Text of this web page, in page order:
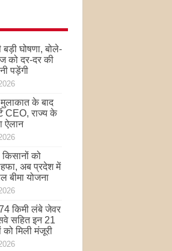
बड़ी घोषणा, बोले-
को दर-दर की
पड़ेंगी
के बाद
CEO, राज्य के
ऐलान
को
अब प्रदेश में
बीमा योजना
किमी लंबे जेवर
सहित इन 21
को मिली मंजूरी